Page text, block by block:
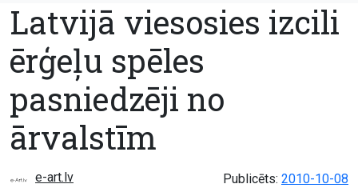
Latvijā viesosies izcili
ērģeļu spēles
pasniedzēji no
ārvalstīm
e-art.lv Publicēts: 2010-10-08